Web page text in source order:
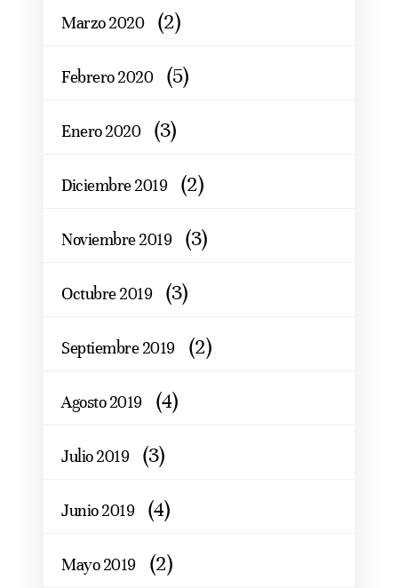
Marzo 2020 (2)
Febrero 2020 (5)
Enero 2020 (3)
Diciembre 2019 (2)
Noviembre 2019 (3)
Octubre 2019 (3)
Septiembre 2019 (2)
Agosto 2019 (4)
Julio 2019 (3)
Junio 2019 (4)
Mayo 2019 (2)